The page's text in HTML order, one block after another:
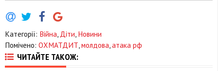
Категорії: Війна Діти Новини
Помічено: ОХМАТДИТ молдова атака рф
ЧИТАЙТЕ ТАКОЖ: